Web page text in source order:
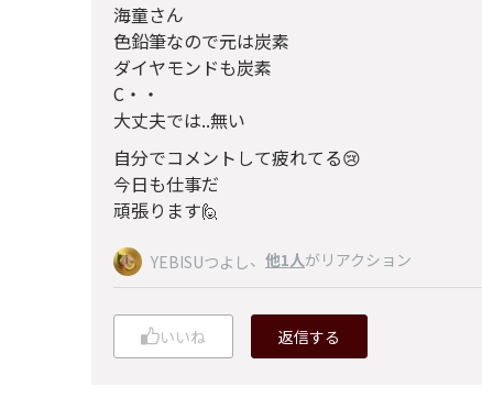
海童さん
色鉛筆なので元は炭素
ダイヤモンドも炭素
C・・
大丈夫では..無い
自分でコメントして疲れてる😢
今日も仕事だ
頑張ります🙋
YEBISUつよし、 他1人がリアクション
いいね 返信する